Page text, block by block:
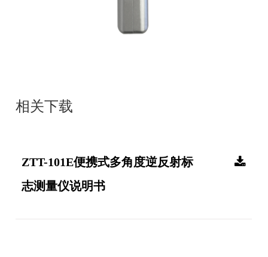
相关下载
ZTT-101E便携式多角度逆反射标
志测量仪说明书